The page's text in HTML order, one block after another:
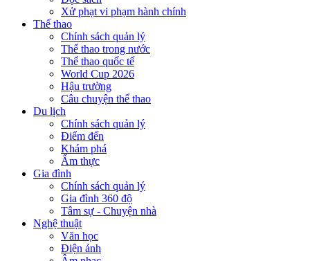
Xử phạt vi phạm hành chính
Thể thao
Chính sách quản lý
Thể thao trong nước
Thể thao quốc tế
World Cup 2026
Hậu trường
Câu chuyện thể thao
Du lịch
Chính sách quản lý
Điểm đến
Khám phá
Ẩm thực
Gia đình
Chính sách quản lý
Gia đình 360 độ
Tâm sự - Chuyện nhà
Nghệ thuật
Văn học
Điện ảnh